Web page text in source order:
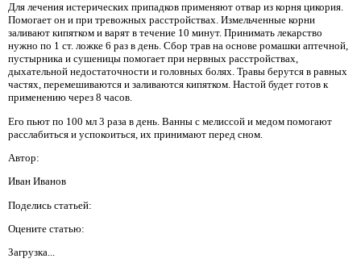
Для лечения истерических припадков применяют отвар из корня цикория.
Помогает он и при тревожных расстройствах. Измельченные корни
заливают кипятком и варят в течение 10 минут. Принимать лекарство
нужно по 1 ст. ложке 6 раз в день. Сбор трав на основе ромашки аптечной,
пустырника и сушеницы помогает при нервных расстройствах,
дыхательной недостаточности и головных болях. Травы берутся в равных
частях, перемешиваются и заливаются кипятком. Настой будет готов к
применению через 8 часов.
Его пьют по 100 мл 3 раза в день. Ванны с мелиссой и медом помогают
расслабиться и успокоиться, их принимают перед сном.
Автор:
Иван Иванов
Поделись статьей:
Оцените статью:
Загрузка...